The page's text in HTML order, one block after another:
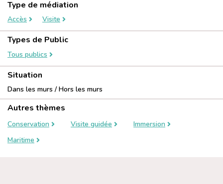
Type de médiation
Accès Visite
Types de Public
Tous publics
Situation
Dans les murs / Hors les murs
Autres thèmes
Conservation Visite guidée
Immersion
Maritime